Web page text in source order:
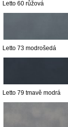
Letto 60 růžová
Letto 73 modrošedá
Letto 79 tmavě modrá